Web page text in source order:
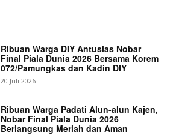
Ribuan Warga DIY Antusias Nobar
Final Piala Dunia 2026 Bersama Korem
072/Pamungkas dan Kadin DIY
20 Juli 2026
Ribuan Warga Padati Alun-alun Kajen,
Nobar Final Piala Dunia 2026
Berlangsung Meriah dan Aman